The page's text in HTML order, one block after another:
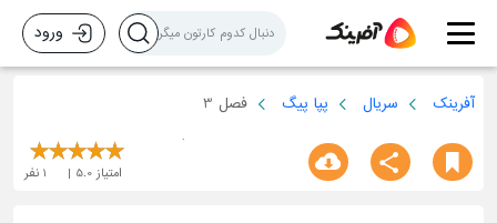
ورود
آفرینک سریال پپا پیگ فصل 3
امتیاز 5.0
1 نفر